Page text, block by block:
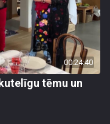
00:24:40
tēmu un